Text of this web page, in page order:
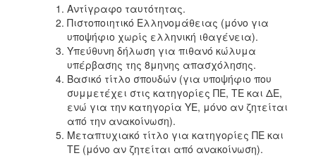
Αντίγραφο ταυτότητας.
Πιστοποιητικό Ελληνομάθειας (μόνο για
υποψήφιο χωρίς ελληνική ιθαγένεια).
Υπεύθυνη δήλωση για πιθανό κώλυμα
υπέρβασης της 8μηνης απασχόλησης.
Βασικό τίτλο σπουδών (για υποψήφιο που
συμμετέχει στις κατηγορίες ΠΕ, ΤΕ και ΔΕ,
ενώ για την κατηγορία ΥΕ, μόνο αν ζητείται
από την ανακοίνωση).
Μεταπτυχιακό τίτλο για κατηγορίες ΠΕ και
ΤΕ (μόνο αν ζητείται από ανακοίνωση).